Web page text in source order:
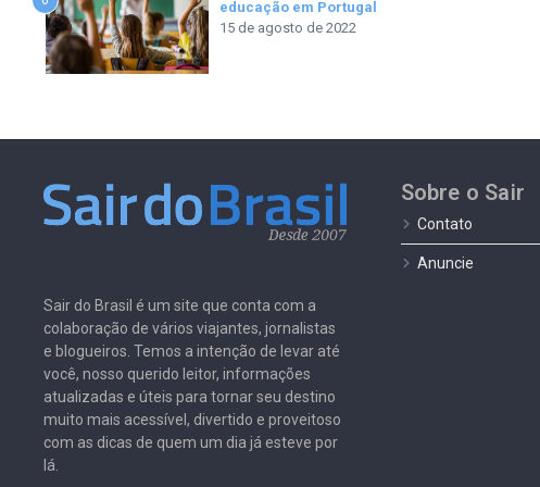
educação em Portugal
15 de agosto de 2022
Sair do Brasil é um site que conta com a
colaboração de vários viajantes, jornalistas
e blogueiros. Temos a intenção de levar até
você, nosso querido leitor, informações
atualizadas e úteis para tornar seu destino
muito mais acessível, divertido e proveitoso
com as dicas de quem um dia já esteve por
lá.
Sobre o Sair
Contato
Anuncie